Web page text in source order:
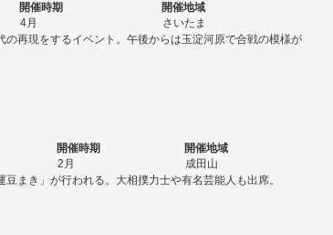
開催時期
開催地域
4月
さいたま
再現をするイベント。午後からは玉淀河原で合戦の模様が
開催時期
開催地域
2月
成田山
まき」が行われる。大相撲力士や有名芸能人も出席。